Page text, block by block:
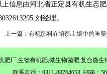
上信息由河北省正定县有机生态
刘经理。
上一篇：有机肥料在培肥土壤中的重
肥厂,生物有机肥,微生物菌肥,复合
联系电话：0311-88764653 邮箱：